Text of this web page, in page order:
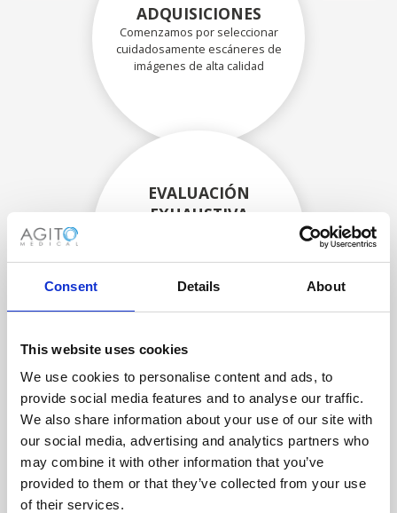
Consent Details About
This website uses cookies
We use cookies to personalise content and ads, to
provide social media features and to analyse our traffic.
We also share information about your use of our site with
our social media, advertising and analytics partners who
may combine it with other information that you’ve
provided to them or that they’ve collected from your use
of their services.
ADQUISICIONES
Comenzamos por seleccionar
cuidadosamente escáneres de
imágenes de alta calidad
EVALUACIÓN
EXHAUSTIVA
cuidadosamente cada escáner
y sus componentes.
RECUPERÁNDOSE
CON CUIDADO
Las piezas utilizables se
recuperan meticulosamente en
un entorno seguro de ESD, lo
daños ni contaminación.